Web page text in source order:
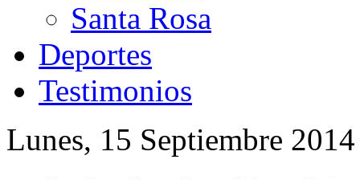
Santa Rosa
Deportes
Testimonios
Lunes, 15 Septiembre